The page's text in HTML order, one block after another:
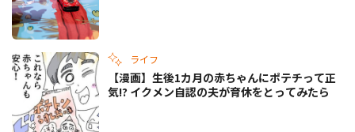
ライフ
【漫画】生後1カ月の赤ちゃんにポテチって正
気!? イクメン自認の夫が育休をとってみたら